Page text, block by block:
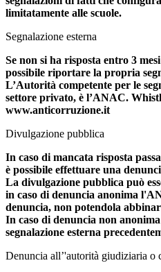
limitatamente alle scuole.
Segnalazione esterna
Se non si ha risposta entro 3
possibile riportare la propria
L’Autorità competente per le
settore privato, è l’ANAC.
www.anticorruzione.it
Divulgazione pubblica
In caso di mancata risposta
è possibile effettuare una
La divulgazione pubblica può
in caso di denuncia anonima
denuncia, non potendola
In caso di denuncia non
segnalazione esterna
Denuncia all’'autorità giudiziaria o